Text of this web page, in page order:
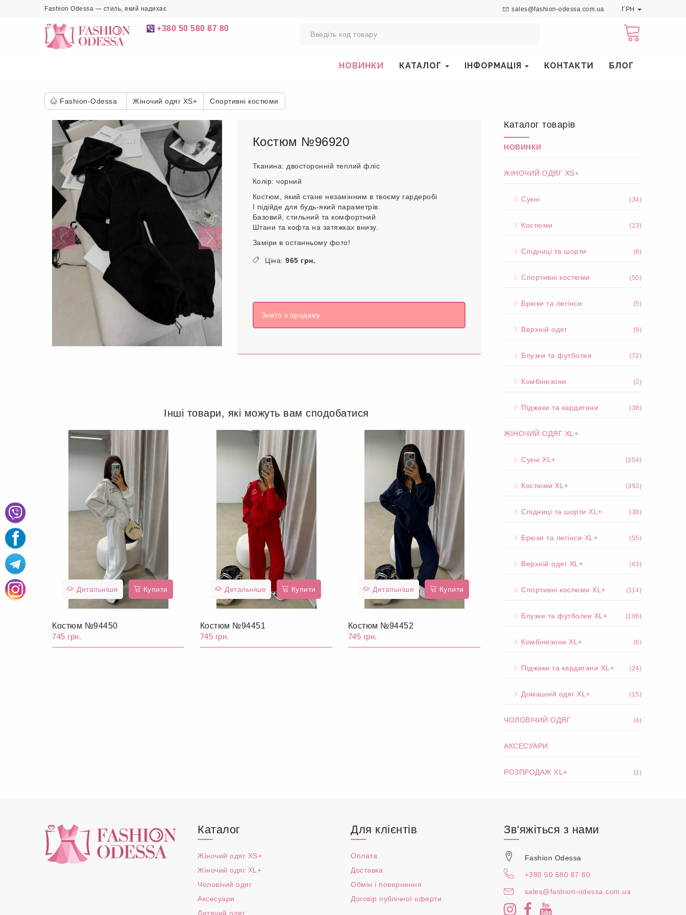
Fashion Odessa — стиль, який надихає sales@fashion-odessa.com.ua ГРН
+380 50 580 87 80
НОВИНКИ КАТАЛОГ ІНФОРМАЦІЯ КОНТАКТИ БЛОГ
Fashion-Odessa Жіночий одяг XS+ Спортивні костюми
Костюм №96920
Тканина: двосторонній теплий фліс
Колір: чорний
Костюм, який стане незамінним в твоєму гардеробі
І підійде для будь-який параметрів.
Базовий, стильний та комфортний
Штани та кофта на затяжках внизу.
Заміри в останньому фото!
Ціна: 965 грн.
Знято з продажу
Інші товари, які можуть вам сподобатися
Детальніше Купити
Костюм №94450
745 грн.
Детальніше Купити
Костюм №94451
745 грн.
Детальніше Купити
Костюм №94452
745 грн.
Каталог товарів
НОВИНКИ
ЖІНОЧИЙ ОДЯГ XS+
Сукні (34)
Костюми (23)
Спідниці та шорти (8)
Спортивні костюми (50)
Брюки та легінси (5)
Верхній одяг (9)
Блузки та футболки (72)
Комбінезони (2)
Піджаки та кардигани (38)
ЖІНОЧИЙ ОДЯГ XL+
Сукні XL+ (254)
Костюми XL+ (393)
Спідниці та шорти XL+ (38)
Брюки та легінси XL+ (55)
Верхній одяг XL+ (63)
Спортивні костюми XL+ (114)
Блузки та футболки XL+ (106)
Комбінезони XL+ (6)
Піджаки та кардигани XL+ (24)
Домашній одяг XL+ (15)
ЧОЛОВІЧИЙ ОДЯГ (4)
АКСЕСУАРИ
РОЗПРОДАЖ XL+ (1)
Каталог
Жіночий одяг XS+
Жіночий одяг XL+
Чоловічий одяг
Аксесуари
Дитячий одяг
Для клієнтів
Оплата
Доставка
Обмін і повернення
Договір публічної оферти
Зв'яжіться з нами
Fashion Odessa
+380 50 580 87 80
sales@fashion-odessa.com.ua